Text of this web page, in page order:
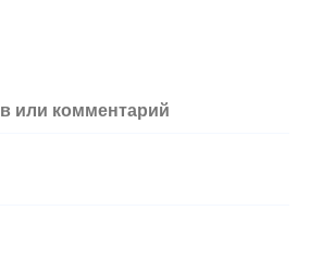
или комментарий